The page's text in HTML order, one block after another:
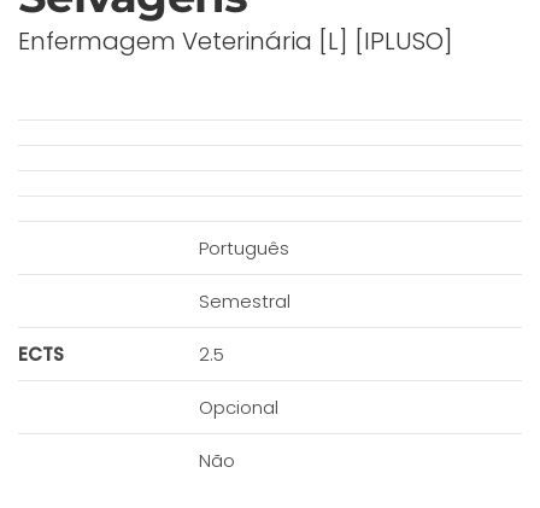
Enfermagem Veterinária [L] [IPLUSO]
Português
Semestral
ECTS 2.5
Opcional
Não